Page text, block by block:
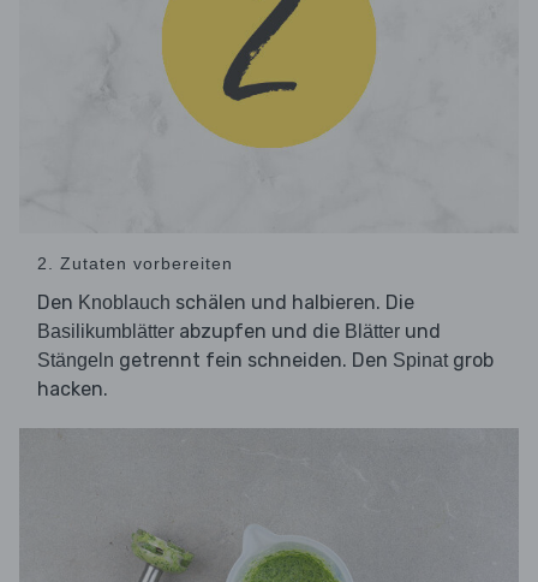
2. Zutaten vorbereiten
Den Knoblauch schälen und halbieren. Die
Basilikumblätter abzupfen und die Blätter und
Stängeln getrennt fein schneiden. Den Spinatgrob
hacken.